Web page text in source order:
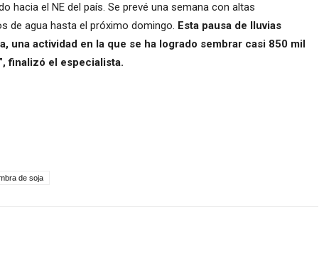
hacia el NE del país. Se prevé una semana con altas
de agua hasta el próximo domingo. Esta pausa de lluvias
una actividad en la que se ha logrado sembrar casi 850 mil
finalizó el especialista.
de soja